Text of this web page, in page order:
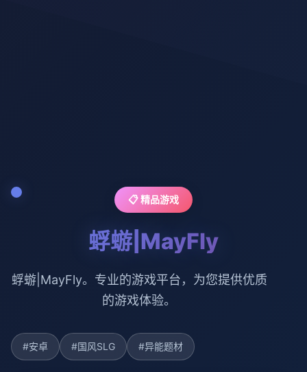
📋 精品游戏
蜉蝣|MayFly
蜉蝣|MayFly。专业的游戏平台，为您提供优质
的游戏体验。
#安卓 #国风SLG #异能题材